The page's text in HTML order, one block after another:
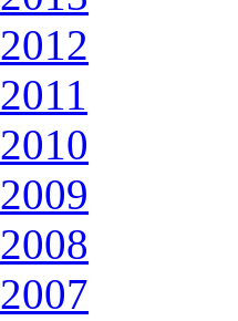
2012
2011
2010
2009
2008
2007